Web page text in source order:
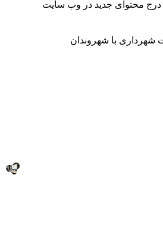
درج محتوای جدید در وب سایت
شهرداری با شهروندان